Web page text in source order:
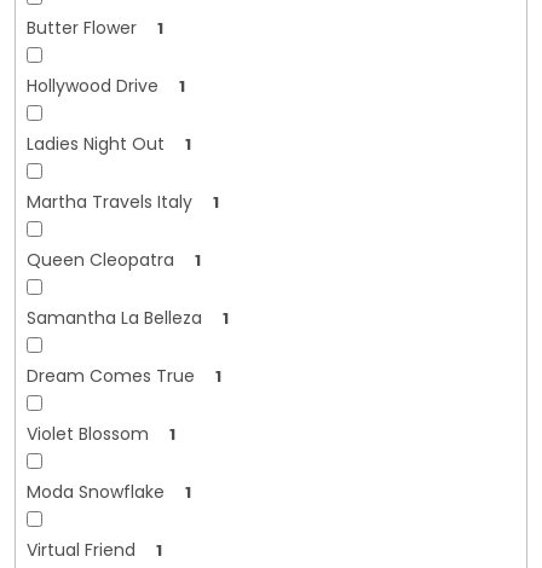
Butter Flower 1
Hollywood Drive 1
Ladies Night Out 1
Martha Travels Italy 1
Queen Cleopatra 1
Samantha La Belleza 1
Dream Comes True 1
Violet Blossom 1
Moda Snowflake 1
Virtual Friend 1